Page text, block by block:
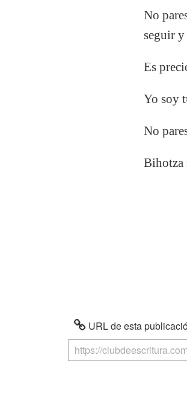
No
seguir y
Es
Yo soy
No
Bihotza
URL de esta